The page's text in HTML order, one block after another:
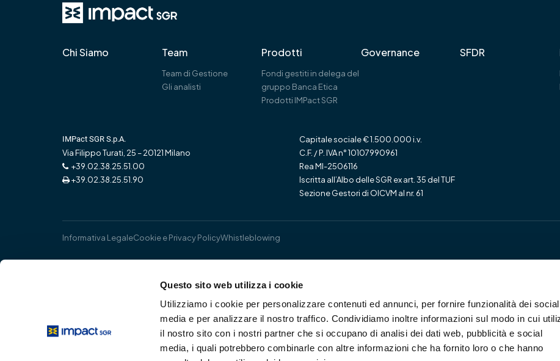
Questo sito web utilizza i cookie
Utilizziamo i cookie per personalizzare contenuti ed annunci, per fornire funzionalità dei social
media e per analizzare il nostro traffico. Condividiamo inoltre informazioni sul modo in cui
il nostro sito con i nostri partner che si occupano di analisi dei dati web, pubblicità e social
media, i quali potrebbero combinarle con altre informazioni che ha fornito loro o che hanno
Chi Siamo Team
Team di Gestione
Gli analisti
Prodotti
Fondi gestiti in delega del
gruppo Banca Etica
Prodotti IMPact SGR
Governance SFDR
IMPact SGR S.p.A.
Via Filippo Turati, 25 – 20121 Milano
+39.02.38.25.51.00
+39.02.38.25.51.90
Capitale sociale € 1.500.000 i.v.
C.F. / P. IVA n° 10107990961
Rea MI-2506116
Iscritta all’Albo delle SGR ex art. 35 del TUF
Sezione Gestori di OICVM al nr. 61
Informativa LegaleCookie e Privacy PolicyWhistleblowing